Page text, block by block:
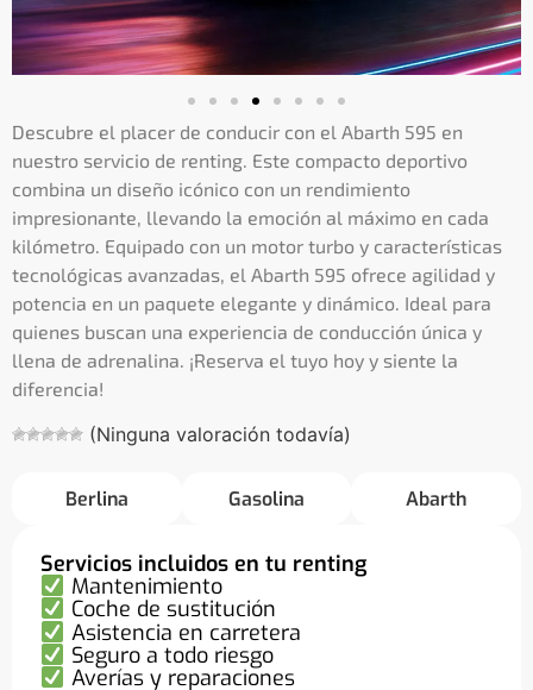
Descubre el placer de conducir con el Abarth 595 en
nuestro servicio de renting. Este compacto deportivo
combina un diseño icónico con un rendimiento
impresionante, llevando la emoción al máximo en cada
kilómetro. Equipado con un motor turbo y características
tecnológicas avanzadas, el Abarth 595 ofrece agilidad y
potencia en un paquete elegante y dinámico. Ideal para
quienes buscan una experiencia de conducción única y
llena de adrenalina. ¡Reserva el tuyo hoy y siente la
diferencia!
(Ninguna valoración todavía)
Berlina Gasolina Abarth
Servicios incluidos en tu renting
Mantenimiento
Coche de sustitución
Asistencia en carretera
Seguro a todo riesgo
Averías y reparaciones